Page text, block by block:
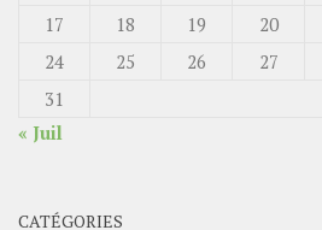
17
18 19 20
24
25 26 27
31
« Juil
CATÉGORIES